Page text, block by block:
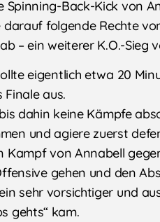
Back-Kick von
darauf folgende Rechte
– ein weiterer K.O.-Sieg
eigentlich etwa 20
aus.
dahin keine Kämpfe
und agiere zuerst
Kampf von Annabell
gehen und den
sehr vorsichtiger und
gehts“ kam.